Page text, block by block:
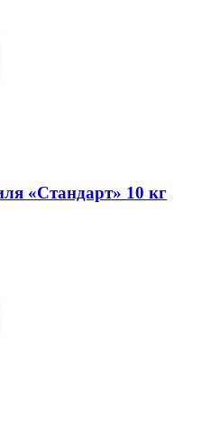
«Стандарт» 10 кг